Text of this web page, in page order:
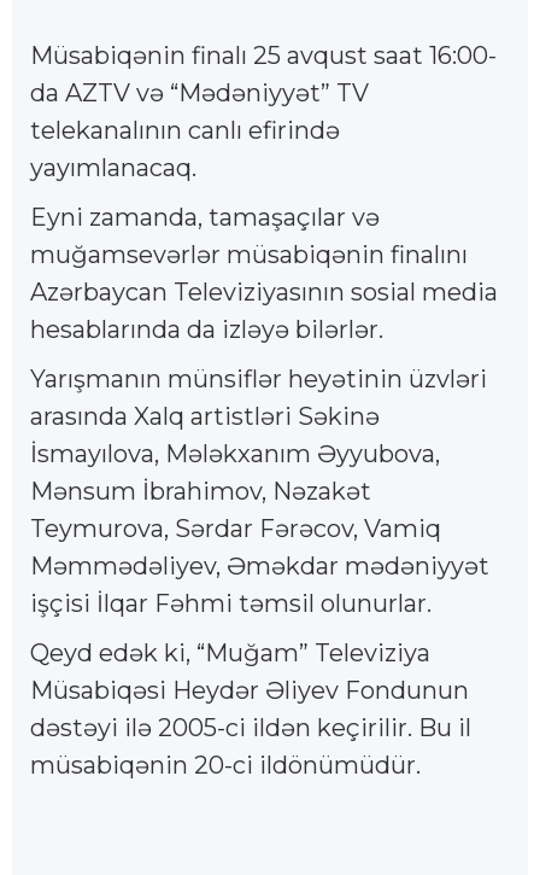
Müsabiqənin finalı 25 avqust saat 16:00-
da AZTV və “Mədəniyyət” TV
telekanalının canlı efirində
yayımlanacaq.
Eyni zamanda, tamaşaçılar və
muğamsevərlər müsabiqənin finalını
Azərbaycan Televiziyasının sosial media
hesablarında da izləyə bilərlər.
Yarışmanın münsiflər heyətinin üzvləri
arasında Xalq artistləri Səkinə
İsmayılova, Mələkxanım Əyyubova,
Mənsum İbrahimov, Nəzakət
Teymurova, Sərdar Fərəcov, Vamiq
Məmmədəliyev, Əməkdar mədəniyyət
işçisi İlqar Fəhmi təmsil olunurlar.
Qeyd edək ki, “Muğam” Televiziya
Müsabiqəsi Heydər Əliyev Fondunun
dəstəyi ilə 2005-ci ildən keçirilir. Bu il
müsabiqənin 20-ci ildönümüdür.